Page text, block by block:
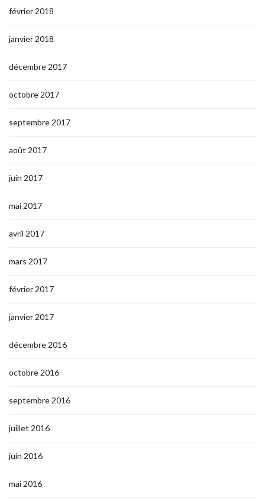
février 2018
janvier 2018
décembre 2017
octobre 2017
septembre 2017
août 2017
juin 2017
mai 2017
avril 2017
mars 2017
février 2017
janvier 2017
décembre 2016
octobre 2016
septembre 2016
juillet 2016
juin 2016
mai 2016